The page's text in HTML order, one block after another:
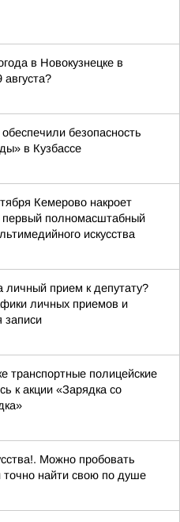
в Новокузнецке в
августа?
безопасность
в Кузбассе
Кемерово накроет
полномасштабный
искусства
личный прием к депутату?
личных приемов и
транспортные полицейские
к акции «Зарядка со
Можно пробовать
точно найти свою по душе